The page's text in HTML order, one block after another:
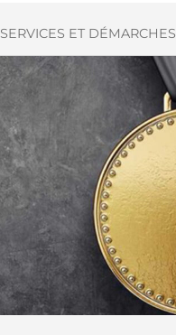
SERVICES ET DÉMARCHES